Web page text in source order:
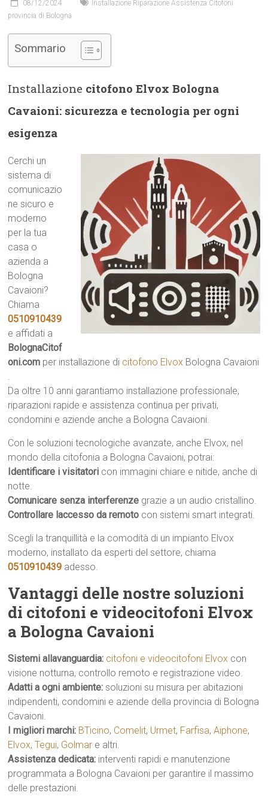
08/12/2024
Installazione Riparazione Assistenza Citofoni
provincia di Bologna
Sommario
Installazione citofono Elvox Bologna
Cavaioni: sicurezza e tecnologia per ogni
esigenza
Cerchi un
sistema di
comunicazio
ne sicuro e
moderno
per la tua
casa o
azienda a
Bologna
Cavaioni?
Chiama
0510910439
e affidati a
BolognaCitof
oni.com per installazione di citofono Elvox Bologna Cavaioni
.
Da oltre 10 anni garantiamo installazione professionale,
riparazioni rapide e assistenza continua per privati,
condomini e aziende anche a Bologna Cavaioni.
Con le soluzioni tecnologiche avanzate, anche Elvox, nel
mondo della citofonia a Bologna Cavaioni, potrai:
Identificare i visitatori con immagini chiare e nitide, anche di
notte.
Comunicare senza interferenze grazie a un audio cristallino.
Controllare laccesso da remoto con sistemi smart integrati.
Scegli la tranquillità e la comodità di un impianto Elvox
moderno, installato da esperti del settore, chiama
0510910439 adesso.
Vantaggi delle nostre soluzioni
di citofoni e videocitofoni Elvox
a Bologna Cavaioni
Sistemi allavanguardia: citofoni e videocitofoni Elvox con
visione notturna, controllo remoto e registrazione video.
Adatti a ogni ambiente: soluzioni su misura per abitazioni
indipendenti, condomini e aziende della provincia di Bologna
Cavaioni.
I migliori marchi: BTicino, Comelit, Urmet, Farfisa,Aiphone,
Elvox,Tegui, Golmar e altri.
Assistenza dedicata: interventi rapidi e manutenzione
programmata a Bologna Cavaioni per garantire il massimo
delle prestazioni.